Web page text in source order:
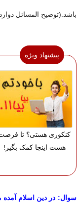
باشد.(توضیح المسائل دوازده مرجع, ج1,
پیشنهاد ویژه
کنکوری هستی؟ تا
هست اینجا کمک بگیر!
سوال: در دین اسلام